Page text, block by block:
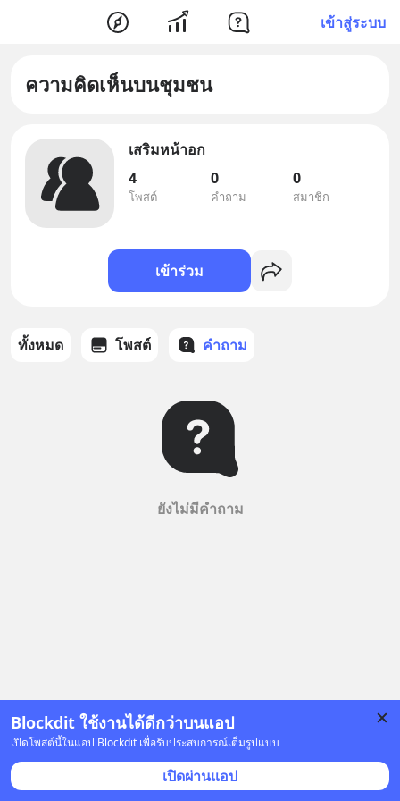
เข้าสู่ระบบ
Blockdit ใช้งานได้ดีกว่าบนแอป
เปิดโพสต์นี้ในแอป Blockdit เพื่อรับประสบการณ์เต็มรูปแบบ
เปิดผ่านแอป
ความคิดเห็นบนชุมชน
เสริมหน้าอก
4
โพสต์
0
คำถาม
0
สมาชิก
เข้าร่วม
ทั้งหมด โพสต์ คำถาม
ยังไม่มีคำถาม